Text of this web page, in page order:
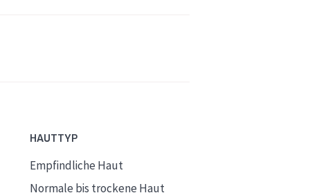
HAUTTYP
Empfindliche Haut
Normale bis trockene Haut